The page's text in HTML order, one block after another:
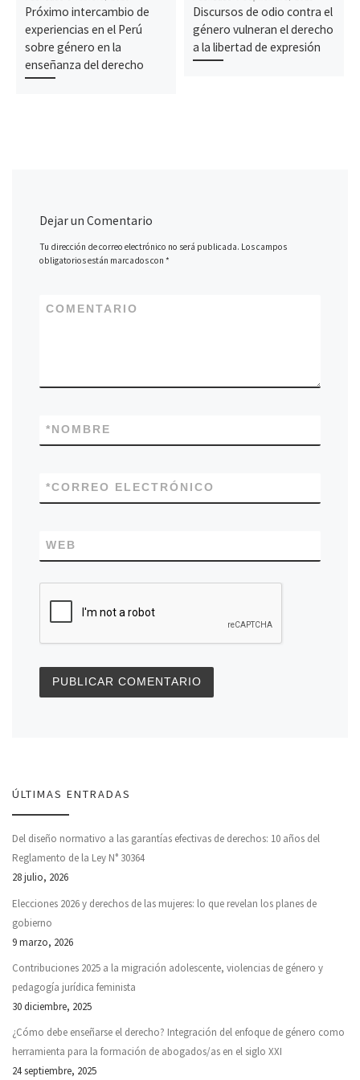
Próximo intercambio de
experiencias en el Perú
sobre género en la
enseñanza del derecho
Discursos de odio contra el
género vulneran el derecho
a la libertad de expresión
Dejar un Comentario
Tu dirección de correo electrónico no será publicada. Los campos
obligatorios están marcados con*
COMENTARIO
NOMBRE
*
CORREO ELECTRÓNICO
*
WEB
ÚLTIMAS ENTRADAS
Del diseño normativo a las garantías efectivas de derechos: 10 años del
Reglamento de la Ley N° 30364
28 julio, 2026
Elecciones 2026 y derechos de las mujeres: lo que revelan los planes de
gobierno
9 marzo, 2026
Contribuciones 2025 a la migración adolescente, violencias de género y
pedagogía jurídica feminista
30 diciembre, 2025
¿Cómo debe enseñarse el derecho? Integración del enfoque de género como
herramienta para la formación de abogados/as en el siglo XXI
24 septiembre, 2025